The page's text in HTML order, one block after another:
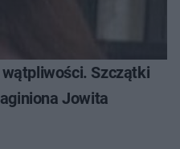
wątpliwości. Szczątki
Jowita